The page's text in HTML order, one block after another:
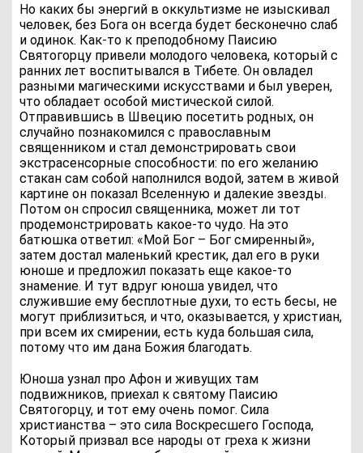
Но каких бы энергий в оккультизме не изыскивал
человек, без Бога он всегда будет бесконечно слаб
и одинок. Как-то к преподобному Паисию
Святогорцу привели молодого человека, который с
ранних лет воспитывался в Тибете. Он овладел
разными магическими искусствами и был уверен,
что обладает особой мистической силой.
Отправившись в Швецию посетить родных, он
случайно познакомился с православным
священником и стал демонстрировать свои
экстрасенсорные способности: по его желанию
стакан сам собой наполнился водой, затем в живой
картине он показал Вселенную и далекие звезды.
Потом он спросил священника, может ли тот
продемонстрировать какое-то чудо. На это
батюшка ответил: «Мой Бог – Бог смиренный»,
затем достал маленький крестик, дал его в руки
юноше и предложил показать еще какое-то
знамение. И тут вдруг юноша увидел, что
служившие ему бесплотные духи, то есть бесы, не
могут приблизиться, и что, оказывается, у христиан,
при всем их смирении, есть куда большая сила,
потому что им дана Божия благодать.
Юноша узнал про Афон и живущих там
подвижников, приехал к святому Паисию
Святогорцу, и тот ему очень помог. Сила
христианства – это сила Воскресшего Господа,
Который призвал все народы от греха к жизни